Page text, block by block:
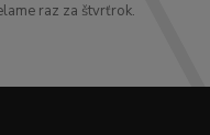
raz za štvrťrok.